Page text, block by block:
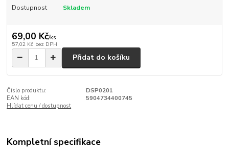
Dostupnost Skladem
69,00 Kč/ks
57,02 Kč bez DPH
Přidat do košíku
Číslo produktu:
DSP0201
EAN kód:
5904734400745
Hlídat cenu / dostupnost
Kompletní specifikace